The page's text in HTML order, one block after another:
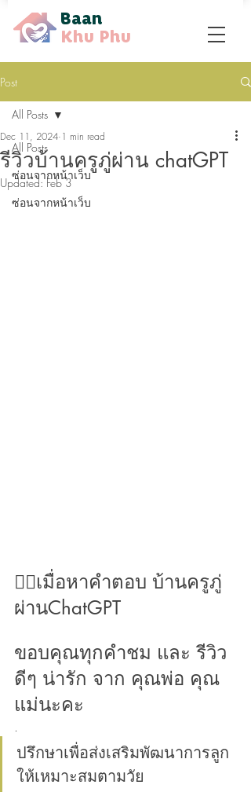
Baan
Khu Phu
Post
All Posts
ซ่อนจากหน้าเว็บ
ซ่อนจากหน้าเว็บ
All Posts
รีวิวบ้านครูภู่ผ่าน chatGPT
Dec 11, 2024 1 min read
Updated:Feb 3
👉🏻เมื่อหาคำตอบ บ้านครูภู่
ผ่านChatGPT
ขอบคุณทุกคำชม และ รีวิว
ดีๆ น่ารัก จาก คุณพ่อ คุณ
แม่นะคะ
.
ปรึกษาเพื่อส่งเสริมพัฒนาการลูก
ให้เหมาะสมตามวัย